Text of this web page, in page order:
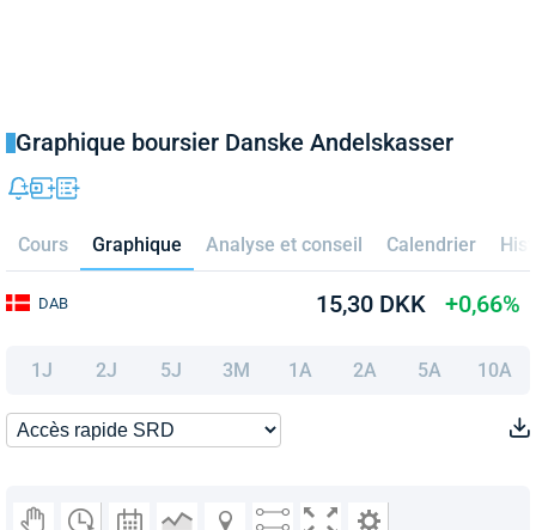
Graphique boursier Danske Andelskasser
Cours Graphique Analyse et conseil Calendrier
DAB 15,30 DKK +0,66%
1J 2J 5J 3M 1A 2A 5A 10A